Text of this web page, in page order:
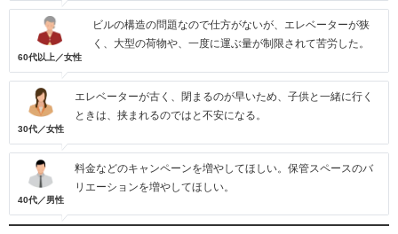
60代以上／女性
ビルの構造の問題なので仕方がないが、エレベーターが狭
く、大型の荷物や、一度に運ぶ量が制限されて苦労した。
30代／女性
エレベーターが古く、閉まるのが早いため、子供と一緒に行く
ときは、挟まれるのではと不安になる。
40代／男性
料金などのキャンペーンを増やしてほしい。保管スペースのバ
リエーションを増やしてほしい。